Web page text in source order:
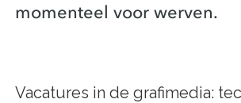
momenteel voor werven.
Vacatures in de grafimedia: